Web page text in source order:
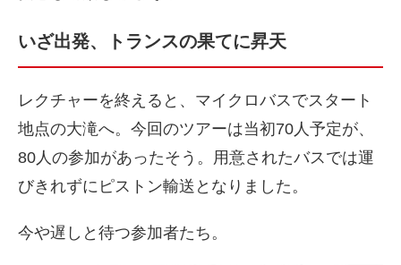
いざ出発、トランスの果てに昇天
レクチャーを終えると、マイクロバスでスタート
地点の大滝へ。今回のツアーは当初70人 予定が、
80人の参加があったそう。 用意されたバスでは運
びきれずにピストン輸送となりました。
今や遅しと待つ参加者たち。